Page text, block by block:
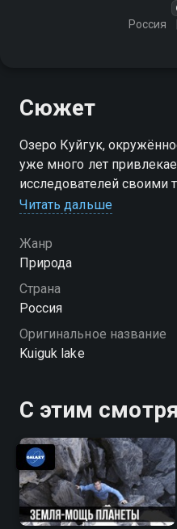
Россия
Сюжет
Озеро Куйгук,
уже много лет
исследователей своими
расскажем о его
Посмотреть онлайн 1
вы можете совершенно
качестве на Смотрёшке
Читать дальше
Жанр
Природа
Страна
Россия
Оригинальное название
Kuiguk lake
С этим